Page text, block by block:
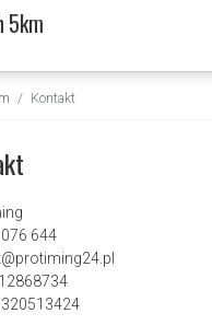
5km
Kontakt
644
320513424